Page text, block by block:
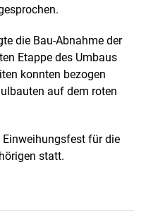
die Bau-Abnahme der
Etappe des Umbaus
konnten bezogen
auf dem roten
für die
statt.